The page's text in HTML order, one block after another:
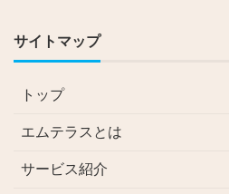
サイトマップ
トップ
エムテラスとは
サービス紹介